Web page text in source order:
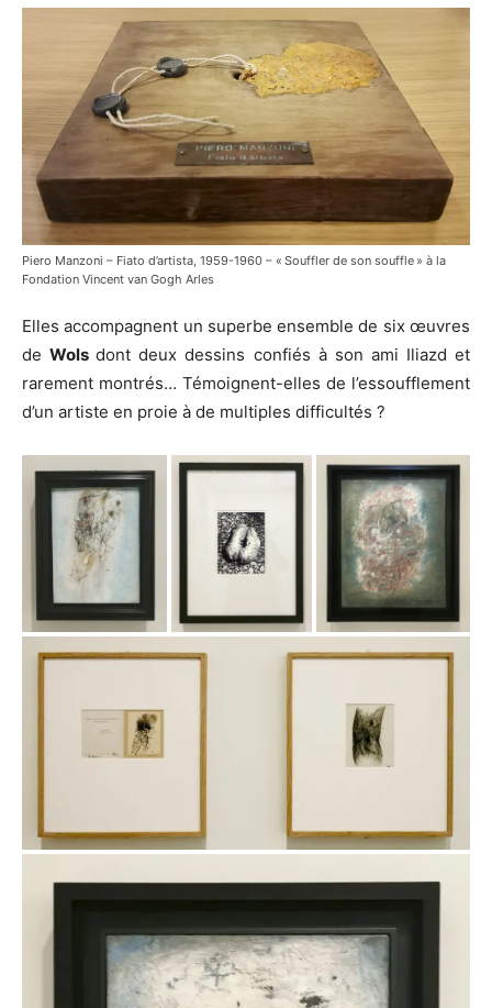
Piero Manzoni – Fiato d’artista, 1959-1960 – « Souffler de son souffle » à la
Fondation Vincent van Gogh Arles
Elles accompagnent un superbe ensemble de six œuvres
deWolsdont deux dessins confiés à son ami Iliazd et
rarement montrés… Témoignent-elles de l’essoufflement
d’un artiste en proie à de multiples difficultés ?